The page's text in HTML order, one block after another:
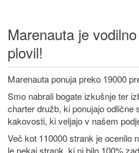
Marenauta je
plovil!
Marenauta ponuja preko 19000
Smo nabrali bogate izkušnje ter
charter družb, ki ponujajo
kakovosti, ki veljajo v našem
Več kot 110000 strank je ocenilo
le nekaj strank, ki ni bilo 100%